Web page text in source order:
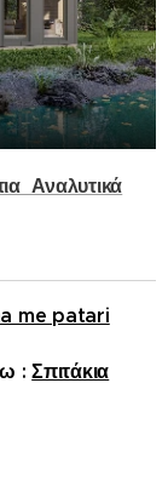
Αναλυτικά
me patari
:Σπιτάκια